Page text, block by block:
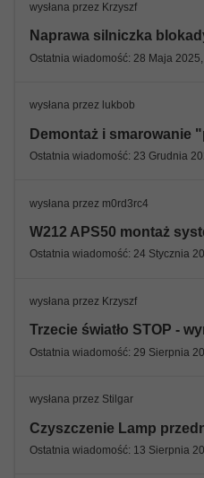
wysłana przez Krzyszf
wysłana przez lukbob
wysłana przez m0rd3rc4
wysłana przez Krzyszf
Trzecie światło STOP -
wysłana przez Stilgar
Czyszczenie Lamp